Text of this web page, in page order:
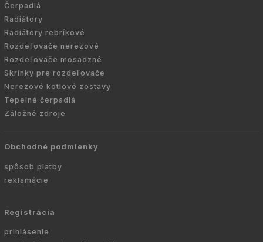
Čerpadlá
Radiátory
Radiátory rebríkové
Rozdeľovače nerezové
Rozdeľovače mosadzné
Skrinky pre rozdeľovače
Nerezové kotlové zostavy
Tepelné čerpadlá
Záložné zdroje
Obchodné podmienky
spôsob platby
reklamácie
Registrácia
prihlásenie